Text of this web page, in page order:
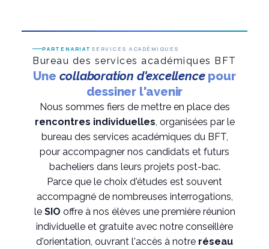
PARTENARIAT SERVICES ACADÉMIQUES
Bureau des services académiques BFT
Une collaboration d'excellencepour
dessiner l'avenir
Nous sommes fiers de mettre en place des
rencontres individuelles , organisées par le
bureau des services académiques du BFT,
pour accompagner nos candidats et futurs
bacheliers dans leurs projets post-bac.
Parce que le choix d'études est souvent
accompagné de nombreuses interrogations,
le SIO offre à nos élèves une première réunion
individuelle et gratuite avec notre conseillère
d'orientation, ouvrant l'accès à notre réseau